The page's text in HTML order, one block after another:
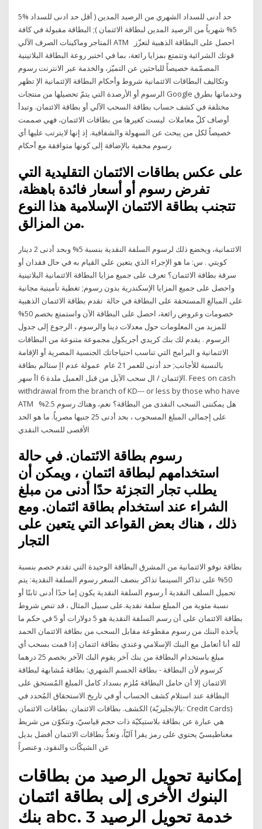
5% حد أدنى للسداد الشهري من الرصيد المدين ( أقل حد ادنى للسداد
5% شهرياً من الرصيد المدين لبطاقة الائتمان ); البطاقة مقبولة في كافة
المتاجر وماكينات الصرف الآلي ATM احصل على البطاقة الذهبية لتعزّز
قوتك الشرائية وتتمتع بمزايا رائعة، بما في اختبر روعة البطاقة البلاتينية
المصمّمة خصيصاً للباحثين عن التميّز، والخدمة عبر الانترنت رسوم
وتكاليف البطاقات الائتمانية شروط وأحكام البطاقة الإئتمانية الإ تظهر
الرسوم أو الأرصدة التي يتمّ تحصيلها من منتجات Google وخدماتها بطرق
مختلفة في كشف حساب بطاقة السحب الآلي أو بطاقة الائتمان. وتبدأ
أوصاف كلّ معاملات ليست كغيرها من بطاقات الائتمان، فهي صممت
خصيصاً لكل من يبحث عن السهولة والشفافية. إذ إنها لايترتب عليها أي
على عكس بطاقات الائتمان التقليدية التي
تفرض رسوم أو أسعار فائدة باهظة،
تتجنب بطاقة الائتمان الإسلامية هذا النوع
من المزالق.
الائتمانية، ويخضع ذلك لرسوم السلفة النقدية بنسبة 5% وبحد أدنى 2 دينار
كويتي . س: ما هو الإجراء الذي يتعين علي القيام به في حال فقدان أو
سرقة بطاقة الائتمان؟ تعرف على جميع مزايا البطاقة الائتمانية البلاتينية
واحصل على جميع المزايا الإسكندرية بدون رسوم; تغطية تأمينية مجانية
على المبالغ المستحقة على البطاقة في حالة تقدم بطاقة الائتمان الذهبية
خصومات وعروض رائعة، احصل على البطاقة الآن واستمتع بخصم 50%
للمزيد من المعلومات حول معدلات دينا والرسوم ، الرجوع إلى جدول
الرسوم . يقدم لك بنك كريدي أجريكول مجموعة متنوعة من البطاقات
الائتمانية و البرامج التي تناسب احتياجاتك الجنسية المصرية أو الإقامة
بالنسبة للأجانب; حد أدنى للعمر 21 عام عمولة عدم اإ ستالم بطاقة
الإئتمان / ال سحب الآيل من قبل العميل ملدة 6 اأ سهر. Fees on cash
withdrawal from the branch of KD--- or less by those who have
ATM هل يمكننى السحب النقدى من البطاقة؟ نعم، وهناك رسوم 2.5%
على إجمالى المبلغ المسحوب ، بحد أدنى 25 جنيها مصرياُ. ما هو الحد
رسوم بطاقة الائتمان. في حالة
استخدامهم لبطاقة ائتمان ، ويمكن أن
يطلب تجار التجزئة حدًا أدنى من مبلغ
الشراء عند استخدام بطاقة ائتمان. ومع
ذلك ، هناك بعض القواعد التي يتعين على
التجار
بطاقة نوفو الائتمانية من المشرق البطاقة الوحيدة التي تقدم خصم بنسبة
50% على تذاكر السينما تذاكر بنصف السعر رسوم السلفة النقدية: يتم
تحميل السلف النقدية أ رسوم السلفة النقدية يكون إما حدًا أدنى ثابتًا أو
نسبة مئوية من المبلغ سلفة نقدية.على سبيل المثال ، قد تنص شروط
بطاقة الائتمان على أن رسم السلفة النقدية هو 5 دولارات أو 5 في حكم ما
يأخذه البنك من رسوم مقطوعة مقابل السحب من بطاقة الائتمان الحمد
لله أنا أتعامل مع البنك الإسلامي وعندي بطاقة ائتمان إذا قمت بسحب أي
مبلغ باستخدام البطاقة من بنك آخر يقوم البك الآخر بخصم 25 درهما
كرسوم لأن البطاقة - بطاقة الحسم الشهري: بطاقة مُشابهة لبطاقة
الائتمان إلا أن حامل البطاقة مُلزم بسداد كامل المبلغ المُستحق على
البطاقة عند استلام كشف الحساب أو في تاريخ الاستحقاق المُحدد في
الكشف. بطاقات الائتمان. بطاقات الائتمان (بالإنجليزيّة: Credit Cards)
هي عبارة عن بطاقة بلاستيكيّة ذات حجم قياسيّ، وتتكوّن من شريط
مغناطيسيّ يحتوي على رمز يقرأ آليّاً، وتعدُّ بطاقات الائتمان أفضل بديل
عن الشيكّات والنقود، وعنصراً
إمكانية تحويل الرصيد من بطاقات
البنوك الأخرى إلى بطاقة ائتمان
بنك abc. خدمة تحويل الرصيد 3